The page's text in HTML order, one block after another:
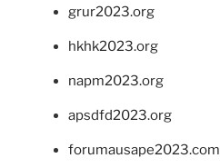
grur2023.org
hkhk2023.org
napm2023.org
apsdfd2023.org
forumausape2023.com